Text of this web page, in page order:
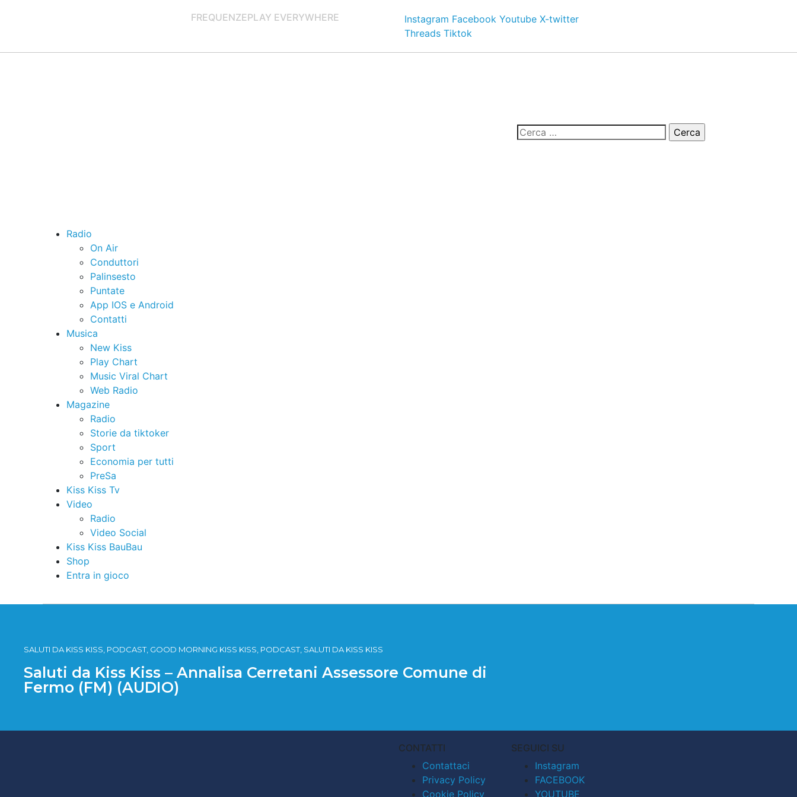
FREQUENZEPLAY EVERYWHERE Instagram Facebook Youtube X-twitter
Threads Tiktok
Radio
On Air
Conduttori
Palinsesto
Puntate
App IOS e Android
Contatti
Musica
New Kiss
Play Chart
Music Viral Chart
Web Radio
Magazine
Radio
Storie da tiktoker
Sport
Economia per tutti
PreSa
Kiss Kiss Tv
Video
Radio
Video Social
Kiss Kiss BauBau
Shop
Entra in gioco
SALUTI DA KISS KISS, PODCAST, GOOD MORNING KISS KISS, PODCAST, SALUTI DA KISS KISS
Saluti da Kiss Kiss – Annalisa Cerretani Assessore Comune di
Fermo (FM) (AUDIO)
CONTATTI
Contattaci
Privacy Policy
Cookie Policy
SEGUICI SU
Instagram
FACEBOOK
YOUTUBE